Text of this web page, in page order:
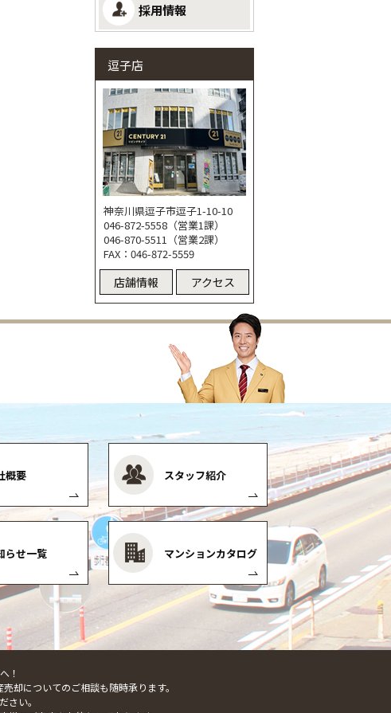
採用情報
逗子店
神奈川県逗子市逗子1-10-10
046-872-5558（営業1課）
046-870-5511（営業2課）
FAX：046-872-5559
店舗情報 アクセス
概要 スタッフ紹介
らせ一覧 マンションカタログ
！
却についてのご相談も随時承ります。
さい。